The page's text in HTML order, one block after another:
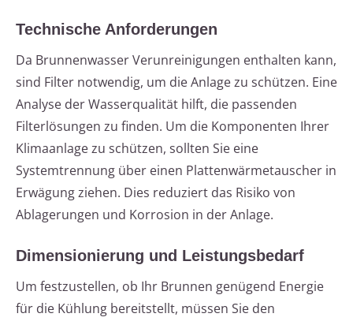
Technische Anforderungen
Da Brunnenwasser Verunreinigungen enthalten kann,
sind Filter notwendig, um die Anlage zu schützen. Eine
Analyse der Wasserqualität hilft, die passenden
Filterlösungen zu finden. Um die Komponenten Ihrer
Klimaanlage zu schützen, sollten Sie eine
Systemtrennung über einen Plattenwärmetauscher in
Erwägung ziehen. Dies reduziert das Risiko von
Ablagerungen und Korrosion in der Anlage.
Dimensionierung und Leistungsbedarf
Um festzustellen, ob Ihr Brunnen genügend Energie
für die Kühlung bereitstellt, müssen Sie den